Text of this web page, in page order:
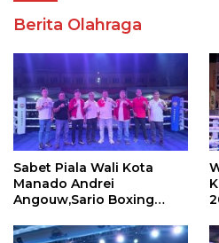
Berita Olahraga
Sabet Piala Wali Kota
Manado Andrei
Angouw,Sario Boxing
Perbati 2026